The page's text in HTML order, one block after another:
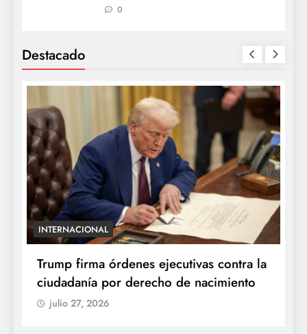
0
Destacado
INTERNACIONAL
Trump firma órdenes ejecutivas contra la
ciudadanía por derecho de nacimiento
julio 27, 2026